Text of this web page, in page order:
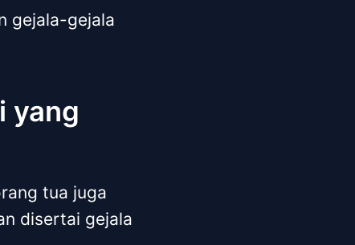
gejala-gejala
yang
tua juga
disertai gejala